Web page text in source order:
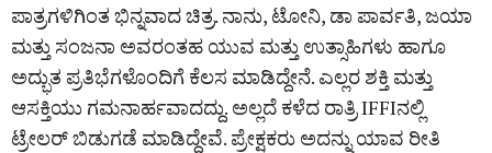
ಪಾತ್ರಗಳಿಗಿಂತ ಭಿನ್ನವಾದ ಚಿತ್ರ. ನಾನು, ಟೋನಿ, ಡಾ ಪಾರ್ವತಿ, ಜಯಾ
ಮತ್ತು ಸಂಜನಾ ಅವರಂತಹ ಯುವ ಮತ್ತು ಉತ್ಸಾಹಿಗಳು ಹಾಗೂ
ಅದ್ಭುತ ಪ್ರತಿಭೆಗಳೊಂದಿಗೆ ಕೆಲಸ ಮಾಡಿದ್ದೇನೆ. ಎಲ್ಲರ ಶಕ್ತಿ ಮತ್ತು
ಆಸಕ್ತಿಯು ಗಮನಾರ್ಹವಾದದ್ದು. ಅಲ್ಲದೆ ಕಳೆದ ರಾತ್ರಿ IFFIನಲ್ಲಿ
ಟ್ರೇಲರ್ ಬಿಡುಗಡೆ ಮಾಡಿದ್ದೇವೆ. ಪ್ರೇಕ್ಷಕರು ಅದನ್ನು ಯಾವ ರೀತಿ